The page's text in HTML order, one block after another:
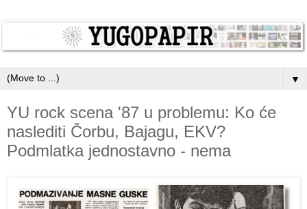
▼
YU rock scena '87 u problemu: Ko će
naslediti Čorbu, Bajagu, EKV?
Podmlatka jednostavno - nema